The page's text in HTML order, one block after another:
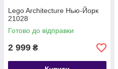
Lego Architecture Нью-Йорк
21028
Готово до відправки
2 999 ₴